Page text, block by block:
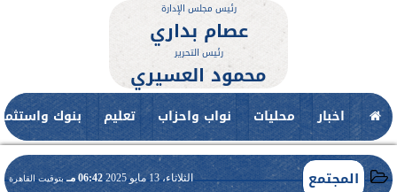
رئيس مجلس الإدارة
عصام بداري
رئيس التحرير
محمود العسيري
اخبار محليات نواب واحزاب تعليم بنوك
المجتمع الثلاثاء، 13 مايو 2025 06:42 مـ بتوقيت القاهرة